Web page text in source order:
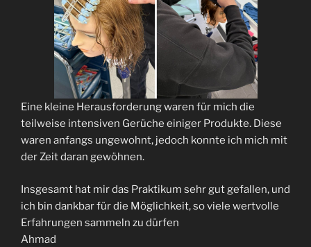
Eine kleine Herausforderung waren für mich die
teilweise intensiven Gerüche einiger Produkte. Diese
waren anfangs ungewohnt, jedoch konnte ich mich mit
der Zeit daran gewöhnen.
Insgesamt hat mir das Praktikum sehr gut gefallen, und
ich bin dankbar für die Möglichkeit, so viele wertvolle
Erfahrungen sammeln zu dürfen
Ahmad